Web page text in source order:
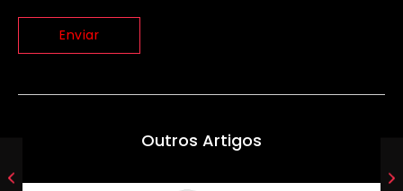
Outros Artigos